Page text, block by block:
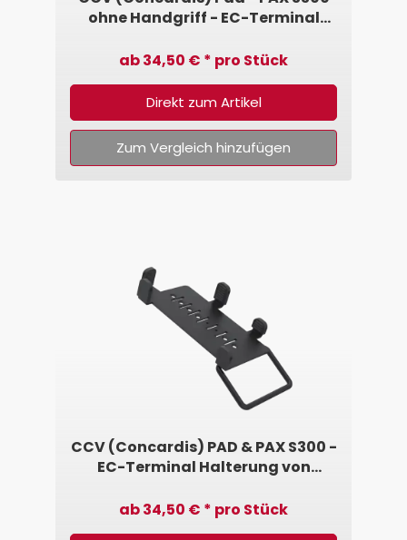
ohne Handgriff - EC-Terminal
ab 34,50 € * pro Stück
Direkt zum Artikel
Zum Vergleich hinzufügen
CCV (Concardis) PAD & PAX S300 -
EC-Terminal Halterung von
ab 34,50 € * pro Stück